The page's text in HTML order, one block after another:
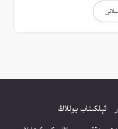
ئېلكىتاب يوللاڭ